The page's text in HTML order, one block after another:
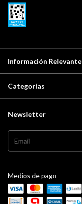
Información Relevante
Categorías
Newsletter
Medios de pago